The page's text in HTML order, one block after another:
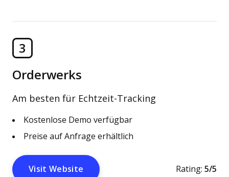
3
Orderwerks
Am besten für Echtzeit-Tracking
Kostenlose Demo verfügbar
Preise auf Anfrage erhältlich
Visit Website Rating: 5/5